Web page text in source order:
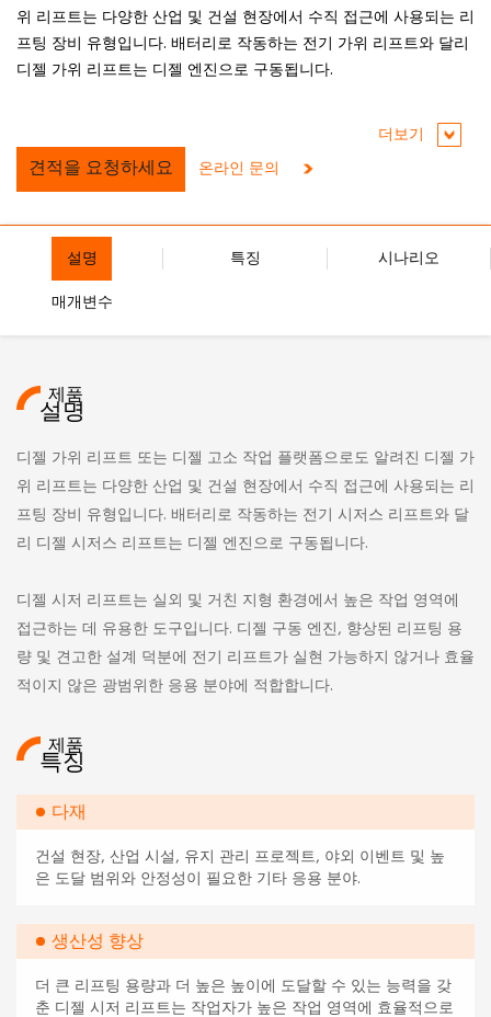
위 리프트는 다양한 산업 및 건설 현장에서 수직 접근에 사용되는 리
프팅 장비 유형입니다. 배터리로 작동하는 전기 가위 리프트와 달리
디젤 가위 리프트는 디젤 엔진으로 구동됩니다.
더보기
견적을 요청하세요 온라인 문의
설명 특징 시나리오
매개변수
제품
설명
디젤 가위 리프트 또는 디젤 고소 작업 플랫폼으로도 알려진 디젤 가
위 리프트는 다양한 산업 및 건설 현장에서 수직 접근에 사용되는 리
프팅 장비 유형입니다. 배터리로 작동하는 전기 시저스 리프트와 달
리 디젤 시저스 리프트는 디젤 엔진으로 구동됩니다.
디젤 시저 리프트는 실외 및 거친 지형 환경에서 높은 작업 영역에
접근하는 데 유용한 도구입니다. 디젤 구동 엔진, 향상된 리프팅 용
량 및 견고한 설계 덕분에 전기 리프트가 실현 가능하지 않거나 효율
적이지 않은 광범위한 응용 분야에 적합합니다.
제품
특징
다재
건설 현장, 산업 시설, 유지 관리 프로젝트, 야외 이벤트 및 높
은 도달 범위와 안정성이 필요한 기타 응용 분야.
생산성 향상
더 큰 리프팅 용량과 더 높은 높이에 도달할 수 있는 능력을 갖
춘 디젤 시저 리프트는 작업자가 높은 작업 영역에 효율적으로